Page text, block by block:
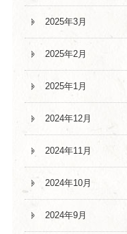
2025年3月
2025年2月
2025年1月
2024年12月
2024年11月
2024年10月
2024年9月